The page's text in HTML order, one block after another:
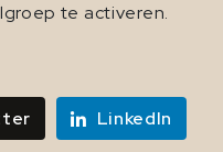
te activeren.
LinkedIn